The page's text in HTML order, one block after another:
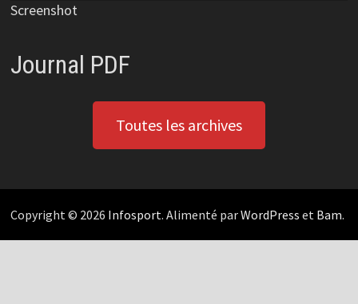
Screenshot
Journal PDF
Toutes les archives
Copyright © 2026 Infosport. Alimenté parWordPress et Bam.